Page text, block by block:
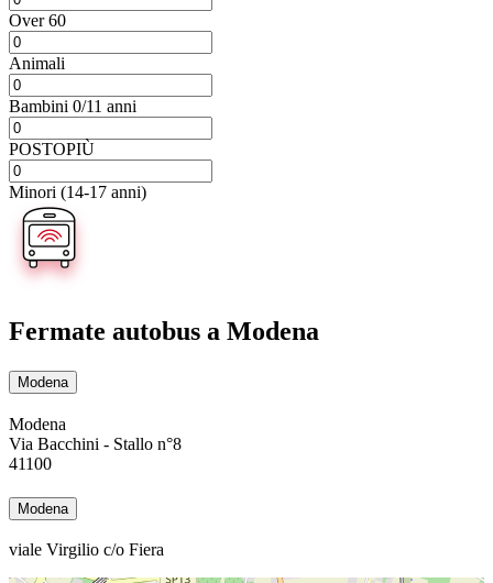
Over 60
Animali
Bambini 0/11 anni
POSTOPIÙ
Minori (14-17 anni)
Fermate autobus a Modena
Modena
Modena
Via Bacchini - Stallo n°8
41100
Modena
viale Virgilio c/o Fiera